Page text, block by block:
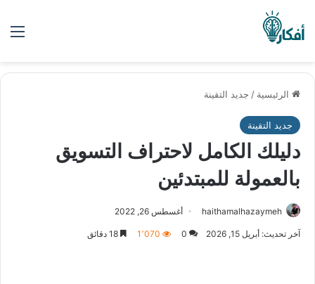
الرئيسية / جديد التقينة
جديد التقينة
دليلك الكامل لاحتراف التسويق
بالعمولة للمبتدئين
haithamalhazaymeh أغسطس 26, 2022
آخر تحديث: أبريل 15, 2026 0 1٬070